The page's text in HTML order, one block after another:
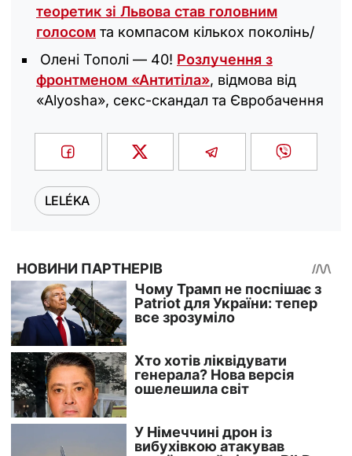
теоретик зі Львова став головним
голосом та компасом кількох поколінь/
Олені Тополі — 40! Розлучення з
фронтменом «Антитіла», відмова від
«Alyosha», секс-скандал та Євробачення
LELÉKA